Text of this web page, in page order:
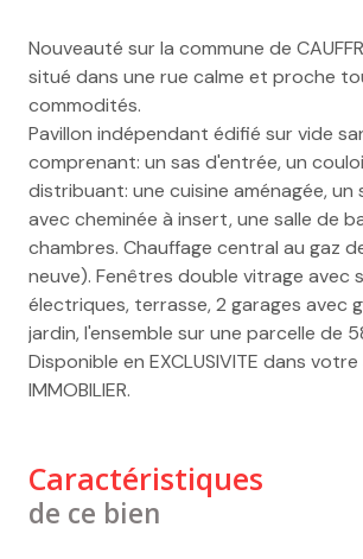
Nouveauté sur la commune de
situé dans une rue calme et proche
commodités.
Pavillon indépendant édifié sur vide
comprenant: un sas d'entrée, un
distribuant: une cuisine aménagée, un
avec cheminée à insert, une salle de
chambres. Chauffage central au gaz
neuve). Fenêtres double vitrage avec
électriques, terrasse, 2 garages avec
jardin, l'ensemble sur une parcelle de
Disponible en EXCLUSIVITE dans votre
IMMOBILIER.
Caractéristiques
de ce bien